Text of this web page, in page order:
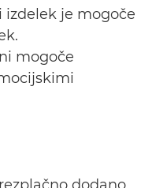
izdelek je mogoče
mogoče